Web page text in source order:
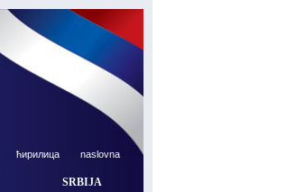
ћирилица naslovna
SRBIJA